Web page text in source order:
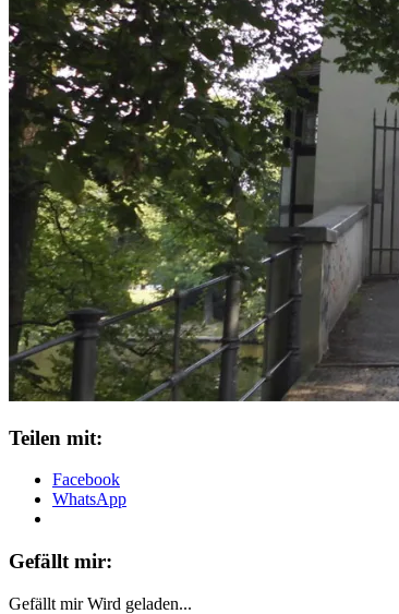
Teilen mit:
Facebook
WhatsApp
Gefällt mir:
Gefällt mir Wird geladen...